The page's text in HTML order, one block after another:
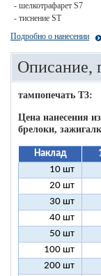
- шелкотрафарет S7
- тиснение ST
Подробно о нанесении
Описание,
тампопечать T3:
Цена нанесения
брелоки,
Наклад
10 шт
20 шт
30 шт
40 шт
50 шт
100 шт
200 шт